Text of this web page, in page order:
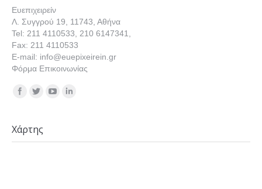
Ευεπιχειρείν
Λ. Συγγρού 19, 11743, Αθήνα
Tel: 211 4110533, 210 6147341,
Fax: 211 4110533
E-mail: info@euepixeirein.gr
Φόρμα Επικοινωνίας
Find us on:
Χάρτης